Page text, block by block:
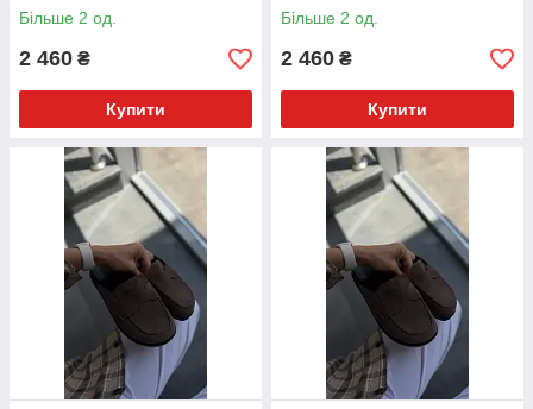
Більше 2 од.
2 460 ₴
Купити
Більше 2 од.
2 460 ₴
Купити